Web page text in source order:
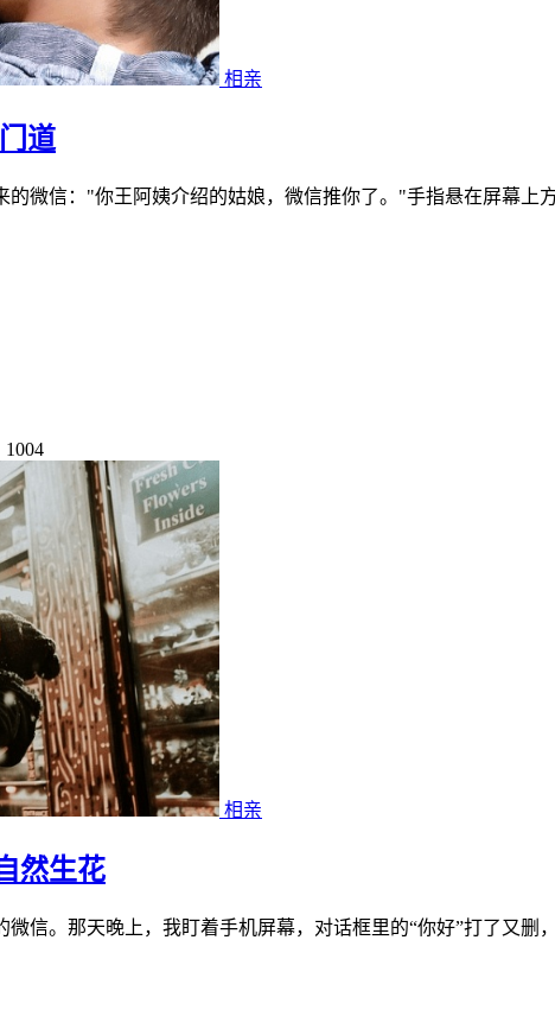
相亲
道
的微信："你王阿姨介绍的姑娘，微信推你了。"手指悬在屏幕
1004
相亲
然生花
信。那天晚上，我盯着手机屏幕，对话框里的“你好”打了又